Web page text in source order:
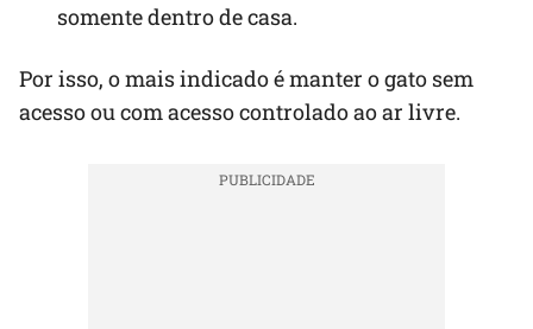
somente dentro de casa.
Por isso, o mais indicado é manter o gato sem
acesso ou com acesso controlado ao ar livre.